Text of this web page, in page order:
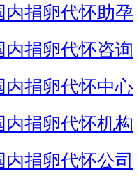
内捐卵代怀助孕
内捐卵代怀咨询
内捐卵代怀中心
内捐卵代怀机构
内捐卵代怀公司